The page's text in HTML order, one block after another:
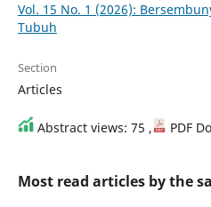
Vol. 15 No. 1 (2026):
Tubuh
Section
Articles
Abstract views: 75 , PDF
Most read articles by the